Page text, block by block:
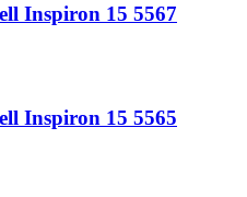
Inspiron 15 5567
Inspiron 15 5565